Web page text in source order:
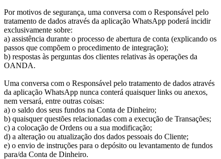
Por motivos de segurança, uma conversa com o Responsável pelo
tratamento de dados através da aplicação WhatsApp poderá incidir
exclusivamente sobre:
a) assistência durante o processo de abertura de conta (explicando os
passos que compõem o procedimento de integração);
b) respostas às perguntas dos clientes relativas às operações da
OANDA.
Uma conversa com o Responsável pelo tratamento de dados através
da aplicação WhatsApp nunca conterá quaisquer links ou anexos,
nem versará, entre outras coisas:
a) o saldo dos seus fundos na Conta de Dinheiro;
b) quaisquer questões relacionadas com a execução de Transações;
c) a colocação de Ordens ou a sua modificação;
d) a alteração ou atualização dos dados pessoais do Cliente;
e) o envio de instruções para o depósito ou levantamento de fundos
para/da Conta de Dinheiro.